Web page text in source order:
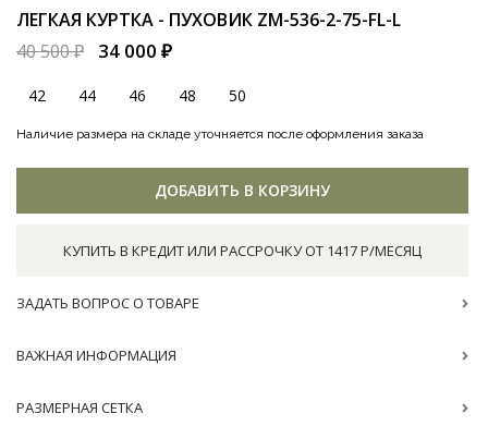
ЛЕГКАЯ КУРТКА - ПУХОВИК ZM-536-2-75-FL-L
40 500 ₽
34 000 ₽
42 44 46 48 50
Наличие размера на складе уточняется после оформления заказа
ДОБАВИТЬ В КОРЗИНУ
КУПИТЬ В КРЕДИТ ИЛИ РАССРОЧКУ ОТ 1417 Р/МЕСЯЦ
ЗАДАТЬ ВОПРОС О ТОВАРЕ
ВАЖНАЯ ИНФОРМАЦИЯ
РАЗМЕРНАЯ СЕТКА